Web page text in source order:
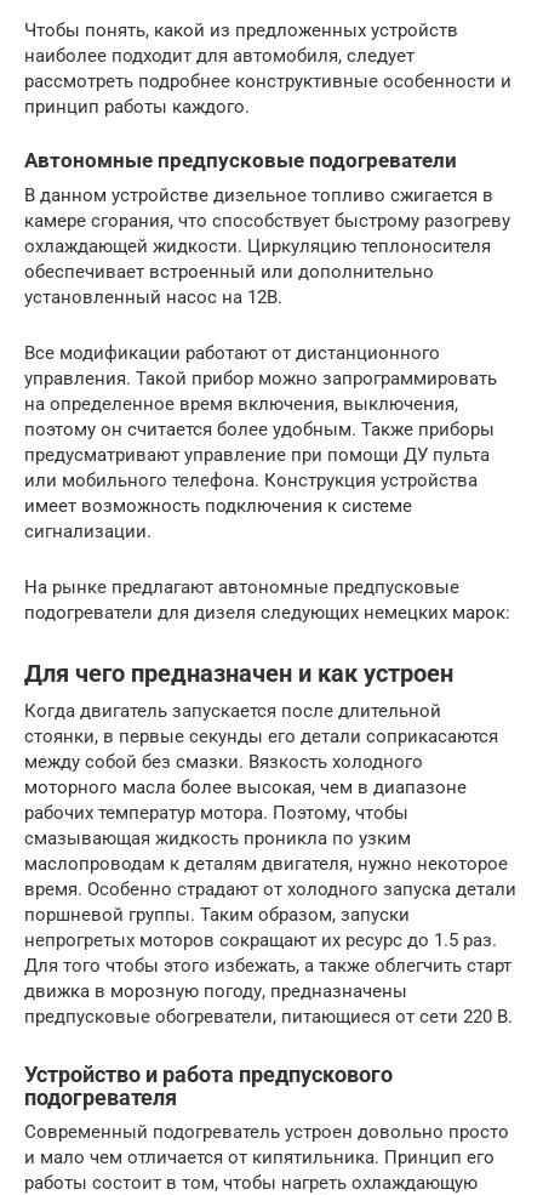
Чтобы понять, какой из предложенных устройств
наиболее подходит для автомобиля, следует
рассмотреть подробнее конструктивные особенности и
принцип работы каждого.
Автономные предпусковые подогреватели
В данном устройстве дизельное топливо сжигается в
камере сгорания, что способствует быстрому разогреву
охлаждающей жидкости. Циркуляцию теплоносителя
обеспечивает встроенный или дополнительно
установленный насос на 12В.
Все модификации работают от дистанционного
управления. Такой прибор можно запрограммировать
на определенное время включения, выключения,
поэтому он считается более удобным. Также приборы
предусматривают управление при помощи ДУ пульта
или мобильного телефона. Конструкция устройства
имеет возможность подключения к системе
сигнализации.
На рынке предлагают автономные предпусковые
подогреватели для дизеля следующих немецких марок:
Для чего предназначен и как устроен
Когда двигатель запускается после длительной
стоянки, в первые секунды его детали соприкасаются
между собой без смазки. Вязкость холодного
моторного масла более высокая, чем в диапазоне
рабочих температур мотора. Поэтому, чтобы
смазывающая жидкость проникла по узким
маслопроводам к деталям двигателя, нужно некоторое
время. Особенно страдают от холодного запуска детали
поршневой группы. Таким образом, запуски
непрогретых моторов сокращают их ресурс до 1.5 раз.
Для того чтобы этого избежать, а также облегчить старт
движка в морозную погоду, предназначены
предпусковые обогреватели, питающиеся от сети 220 В.
Устройство и работа предпускового
подогревателя
Современный подогреватель устроен довольно просто
и мало чем отличается от кипятильника. Принцип его
работы состоит в том, чтобы нагреть охлаждающую